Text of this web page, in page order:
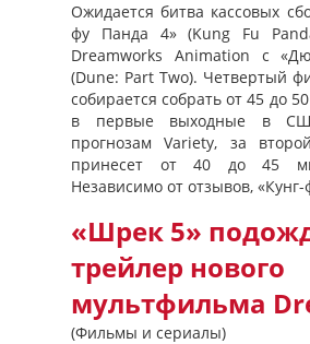
Ожидается битва кассовых
фу Панда 4» (Kung Fu
Dreamworks Animation с
(Dune: Part Two). Четвертый
собирается собрать от 45 до
в первые выходные в
прогнозам Variety, за
принесет от 40 до 45
Независимо от отзывов, «Кунг-
«Шрек 5»
трейлер нового
мультфильма
(Фильмы и сериалы)